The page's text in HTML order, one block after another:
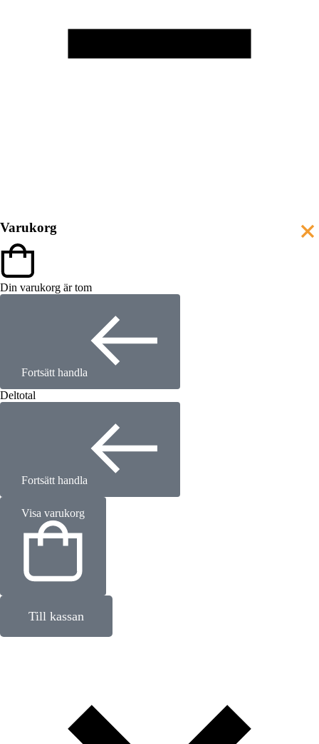
Varukorg
Din varukorg är tom
Fortsätt handla
Deltotal
Fortsätt handla
Visa varukorg
Till kassan